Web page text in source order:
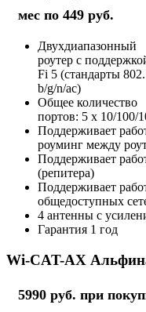
мес по 449 руб.
Двухдиапазонный
роутер с
Fi 5 (стандарты
b/g/n/ac)
Общее количество
портов: 5 х 10/
Поддерживает
роуминг между
Поддерживает
(репитера)
Поддерживает
общедоступных
4 антенны с
Гарантия 1 год
Wi-CAT-AX
5990 руб. при